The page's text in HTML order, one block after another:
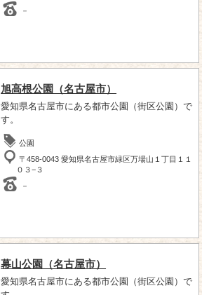
－
旭高根公園（名古屋市）
愛知県名古屋市にある都市公園（街区公園）で
す。
公園
〒458-0043 愛知県名古屋市緑区万場山１丁目１１
０３−３
－
幕山公園（名古屋市）
愛知県名古屋市にある都市公園（街区公園）で